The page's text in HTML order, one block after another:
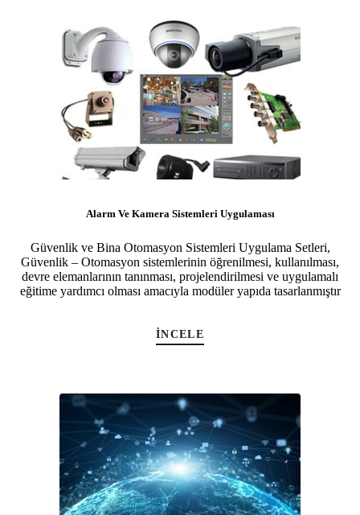
Alarm Ve Kamera Sistemleri Uygulaması
Güvenlik ve Bina Otomasyon Sistemleri Uygulama Setleri,
Güvenlik – Otomasyon sistemlerinin öğrenilmesi, kullanılması,
devre elemanlarının tanınması, projelendirilmesi ve uygulamalı
eğitime yardımcı olması amacıyla modüler yapıda tasarlanmıştır
İNCELE